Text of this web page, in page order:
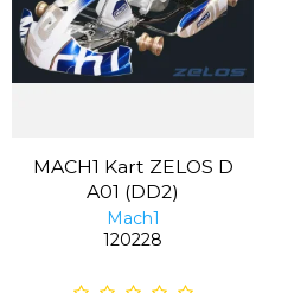
MACH1 Kart ZELOS D
A01 (DD2)
Mach1
120228